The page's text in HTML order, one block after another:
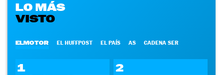
LO MÁS
VISTO
ELMOTOR EL HUFFPOST EL PAÍS AS CADENA SER
1 2